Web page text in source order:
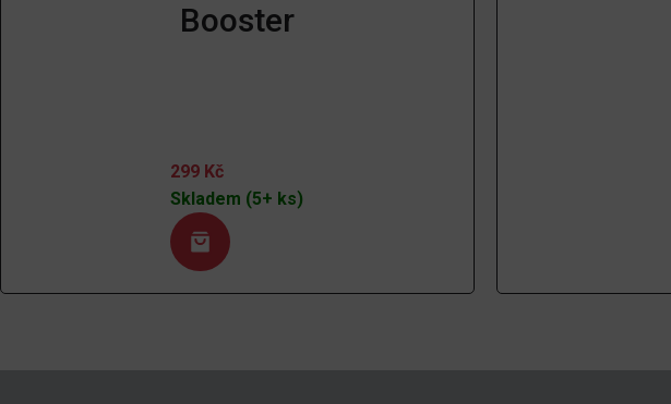
Booster
299 Kč
Skladem (5+ ks)